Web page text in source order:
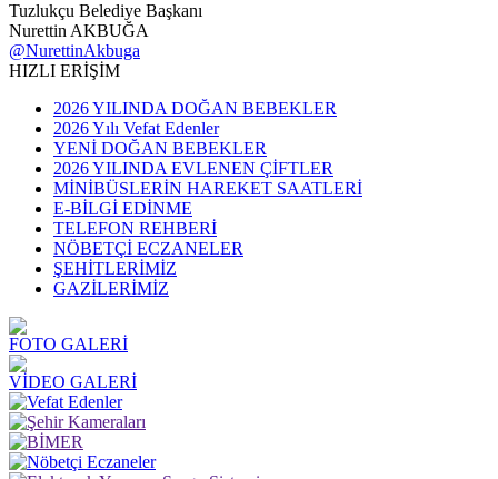
Tuzlukçu Belediye Başkanı
Nurettin AKBUĞA
@NurettinAkbuga
HIZLI ERİŞİM
2026 YILINDA DOĞAN BEBEKLER
2026 Yılı Vefat Edenler
YENİ DOĞAN BEBEKLER
2026 YILINDA EVLENEN ÇİFTLER
MİNİBÜSLERİN HAREKET SAATLERİ
E-BİLGİ EDİNME
TELEFON REHBERİ
NÖBETÇİ ECZANELER
ŞEHİTLERİMİZ
GAZİLERİMİZ
FOTO GALERİ
VİDEO GALERİ